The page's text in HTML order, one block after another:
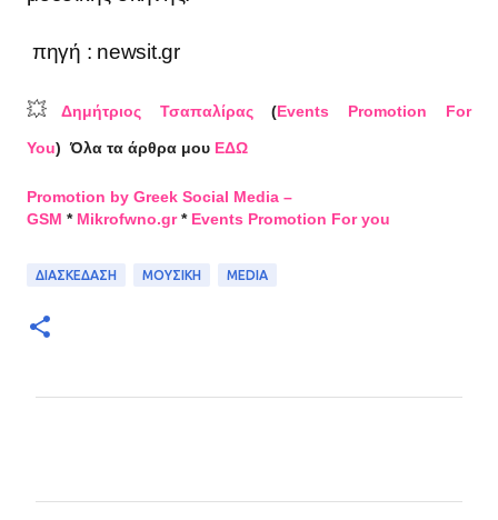
πηγή : newsit.gr
💥 Δημήτριος Τσαπαλίρας(Events Promotion For
You) Όλα τα άρθρα μου ΕΔΩ
Promotion by Greek Social Media –
GSM * Mikrofwno.gr* Events Promotion For you
ΔΙΑΣΚΕΔΑΣΗ ΜΟΥΣΙΚΗ MEDIA